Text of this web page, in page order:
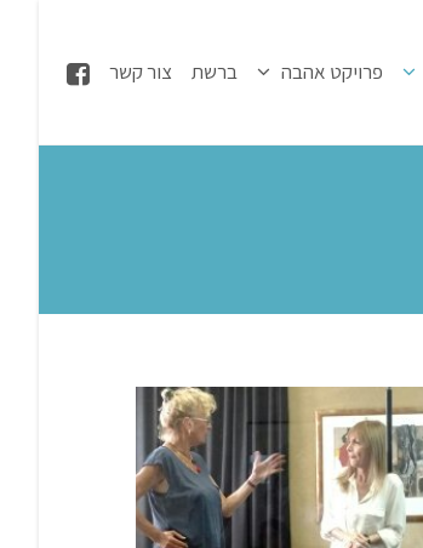
פרויקט אהבה ברשת צור קשר